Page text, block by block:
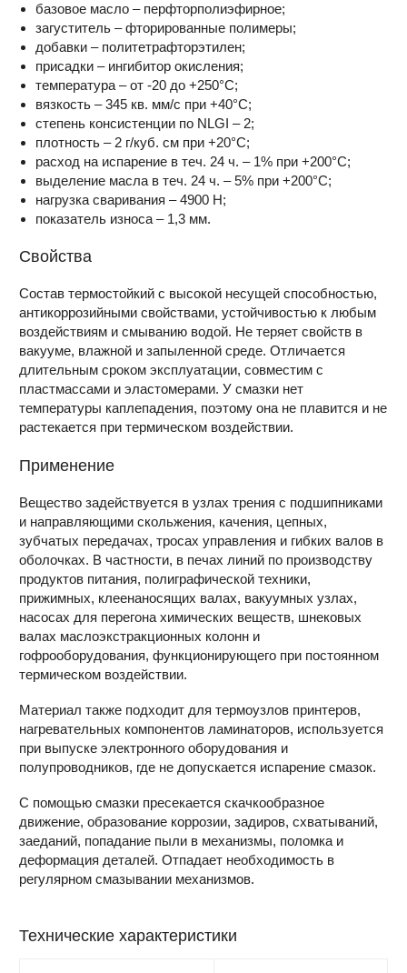
базовое масло – перфторполиэфирное;
загуститель – фторированные полимеры;
добавки – политетрафторэтилен;
присадки – ингибитор окисления;
температура – от -20 до +250°С;
вязкость – 345 кв. мм/с при +40°С;
степень консистенции по NLGI – 2;
плотность – 2 г/куб. см при +20°С;
расход на испарение в теч. 24 ч. – 1% при +200°С;
выделение масла в теч. 24 ч. – 5% при +200°С;
нагрузка сваривания – 4900 H;
показатель износа – 1,3 мм.
Свойства
Состав термостойкий с высокой несущей способностью,
антикоррозийными свойствами, устойчивостью к любым
воздействиям и смыванию водой. Не теряет свойств в
вакууме, влажной и запыленной среде. Отличается
длительным сроком эксплуатации, совместим с
пластмассами и эластомерами. У смазки нет
температуры каплепадения, поэтому она не плавится и не
растекается при термическом воздействии.
Применение
Вещество задействуется в узлах трения с подшипниками
и направляющими скольжения, качения, цепных,
зубчатых передачах, тросах управления и гибких валов в
оболочках. В частности, в печах линий по производству
продуктов питания, полиграфической техники,
прижимных, клеенаносящих валах, вакуумных узлах,
насосах для перегона химических веществ, шнековых
валах маслоэкстракционных колонн и
гофрооборудования, функционирующего при постоянном
термическом воздействии.
Материал также подходит для термоузлов принтеров,
нагревательных компонентов ламинаторов, используется
при выпуске электронного оборудования и
полупроводников, где не допускается испарение смазок.
С помощью смазки пресекается скачкообразное
движение, образование коррозии, задиров, схватываний,
заеданий, попадание пыли в механизмы, поломка и
деформация деталей. Отпадает необходимость в
регулярном смазывании механизмов.
Технические характеристики